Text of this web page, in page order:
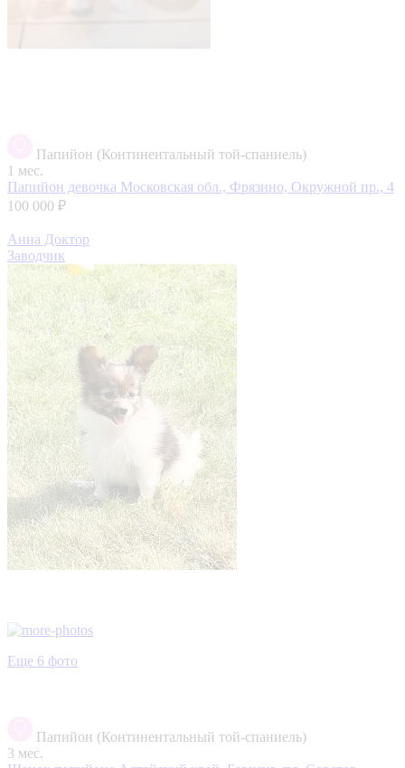
Папийон (Континентальный той-спаниель)
1 мес.
Папийон девочка Московская обл., Фрязино, Окружной пр., 4
100 000 ₽
Анна Доктор
Заводчик
Еще 6 фото
Папийон (Континентальный той-спаниель)
3 мес.